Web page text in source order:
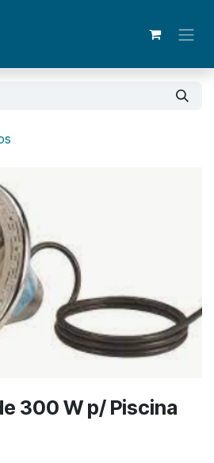
300 W p/ Piscina